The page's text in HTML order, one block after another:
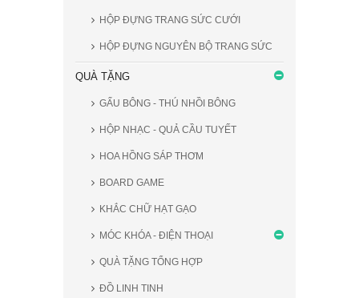
HỘP ĐỰNG TRANG SỨC CƯỚI
HỘP ĐỰNG NGUYÊN BỘ TRANG SỨC
QUÀ TẶNG
GẤU BÔNG - THÚ NHỒI BÔNG
HỘP NHẠC - QUẢ CẦU TUYẾT
HOA HỒNG SÁP THƠM
BOARD GAME
KHẮC CHỮ HẠT GẠO
MÓC KHÓA - ĐIỆN THOẠI
QUÀ TẶNG TỔNG HỢP
ĐỒ LINH TINH